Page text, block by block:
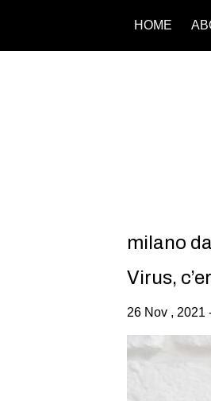
HOME
milano
Virus,
26 Nov , 2021